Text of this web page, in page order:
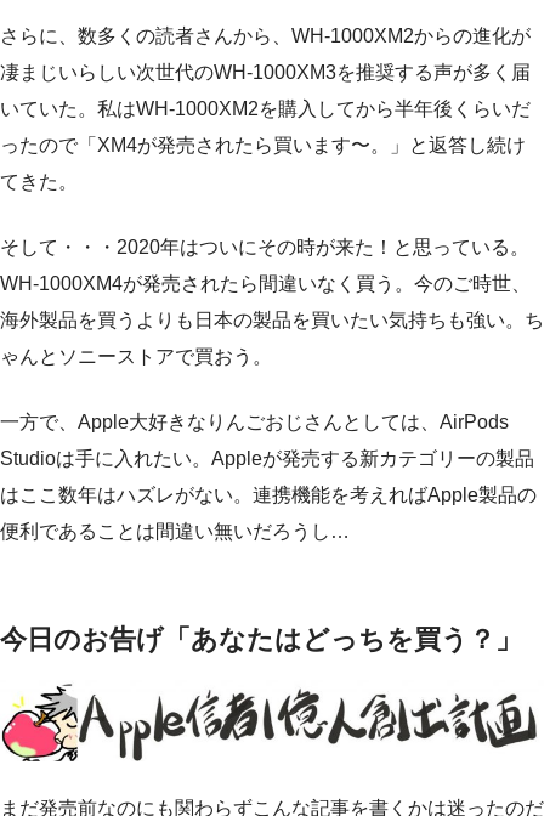
さらに、数多くの読者さんから、WH-1000XM2からの進化が
凄まじいらしい次世代のWH-1000XM3を推奨する声が多く届
いていた。私はWH-1000XM2を購入してから半年後くらいだ
ったので「XM4が発売されたら買います〜。」と返答し続け
てきた。
そして・・・2020年はついにその時が来た！と思っている。
WH-1000XM4が発売されたら間違いなく買う。今のご時世、
海外製品を買うよりも日本の製品を買いたい気持ちも強い。ち
ゃんとソニーストアで買おう。
一方で、Apple大好きなりんごおじさんとしては、AirPods
Studioは手に入れたい。Appleが発売する新カテゴリーの製品
はここ数年はハズレがない。連携機能を考えればApple製品の
便利であることは間違い無いだろうし…
今日のお告げ「あなたはどっちを買う？」
まだ発売前なのにも関わらずこんな記事を書くかは迷ったのだ